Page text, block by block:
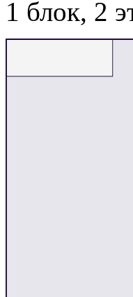
1 блок, 2